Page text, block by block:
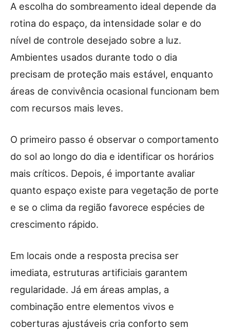
A escolha do sombreamento ideal depende da
rotina do espaço, da intensidade solar e do
nível de controle desejado sobre a luz.
Ambientes usados durante todo o dia
precisam de proteção mais estável, enquanto
áreas de convivência ocasional funcionam bem
com recursos mais leves.
O primeiro passo é observar o comportamento
do sol ao longo do dia e identificar os horários
mais críticos. Depois, é importante avaliar
quanto espaço existe para vegetação de porte
e se o clima da região favorece espécies de
crescimento rápido.
Em locais onde a resposta precisa ser
imediata, estruturas artificiais garantem
regularidade. Já em áreas amplas, a
combinação entre elementos vivos e
coberturas ajustáveis cria conforto sem